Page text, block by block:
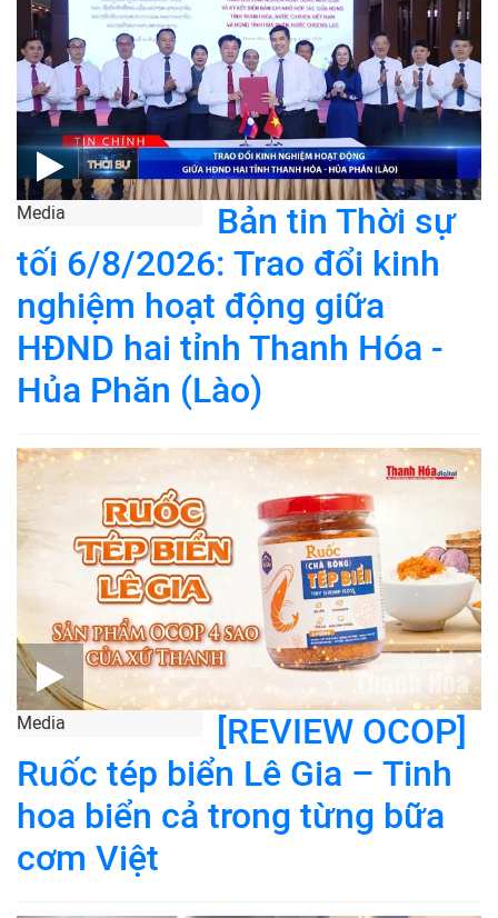
Media
Bản tin Thời sự
tối 6/8/2026: Trao đổi kinh
nghiệm hoạt động giữa
HĐND hai tỉnh Thanh Hóa -
Hủa Phăn (Lào)
Media
[REVIEW OCOP]
Ruốc tép biển Lê Gia – Tinh
hoa biển cả trong từng bữa
cơm Việt